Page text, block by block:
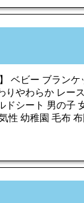
ベビー ブラン
りやわらか レー
ドシート 男の子
性 幼稚園 毛布